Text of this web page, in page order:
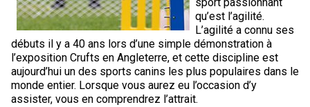
sport passionnant
qu’est l’agilité.
L’agilité a connu ses
débuts il y a 40 ans lors d’une simple démonstration à
l’exposition Crufts en Angleterre, et cette discipline est
aujourd’hui un des sports canins les plus populaires dans le
monde entier. Lorsque vous aurez eu l’occasion d’y
assister, vous en comprendrez l’attrait.